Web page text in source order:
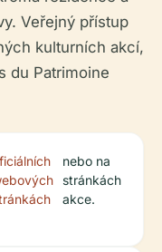
Veřejný přístup
kulturních akcí,
du Patrimoine
nebo na
stránkách
akce.